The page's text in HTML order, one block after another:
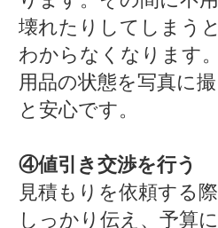
壊れたりしてしまう
わからなくなります
用品の状態を写真に
と安心です。
④値引き交渉を行う
見積もりを依頼する
しっかり伝え、予算